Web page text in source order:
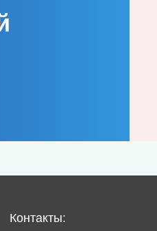
Контакты: